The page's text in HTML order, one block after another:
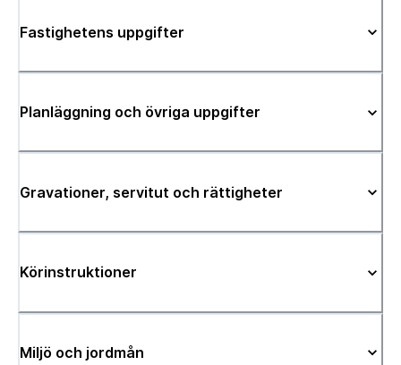
Fastighetens uppgifter
Planläggning och övriga uppgifter
Gravationer, servitut och rättigheter
Körinstruktioner
Miljö och jordmån